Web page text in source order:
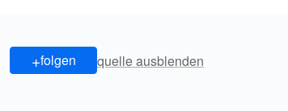
+folgen quelle ausblenden